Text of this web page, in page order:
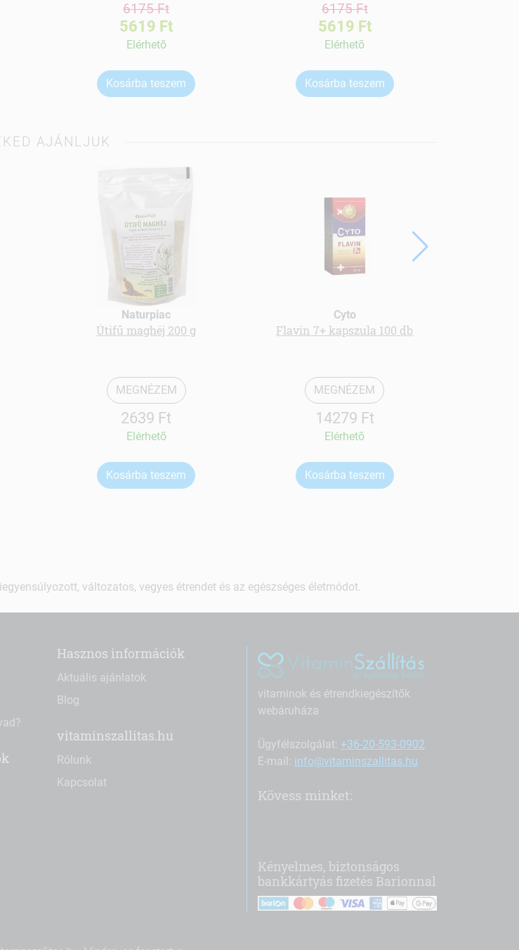
6175 Ft
5619 Ft
Elérhetõ
Kosárba teszem
6175 Ft
5619 Ft
Elérhetõ
Kosárba teszem
AJÁNLJUK
Naturpiac
Útifű maghéj 200 g
MEGNÉZEM
2639 Ft
Elérhetõ
Kosárba teszem
Cyto
Flavin 7+ kapszula 100 db
MEGNÉZEM
14279 Ft
Elérhetõ
Kosárba teszem
változatos, vegyes étrendet és az egészséges életmódot.
Hasznos információk
Aktuális ajánlatok
Blog
vitaminszallitas.hu
Rólunk
Kapcsolat
vitaminok és étrendkiegészítők
webáruháza
Ügyfélszolgálat: +36-20-593-0902
E-mail: info@vitaminszallitas.hu
Kövess minket:
Kényelmes, biztonságos
bankkártyás fizetés Barionnal